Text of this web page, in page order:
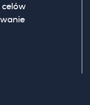
celów